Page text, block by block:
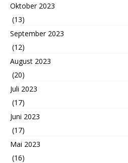
Oktober 2023
(13)
September 2023
(12)
August 2023
(20)
Juli 2023
(17)
Juni 2023
(17)
Mai 2023
(16)